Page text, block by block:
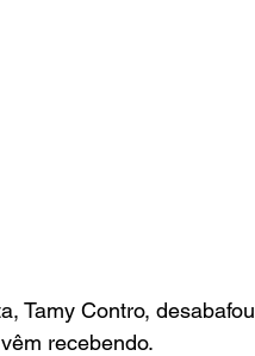
Tamy Contro, desabafou
recebendo.